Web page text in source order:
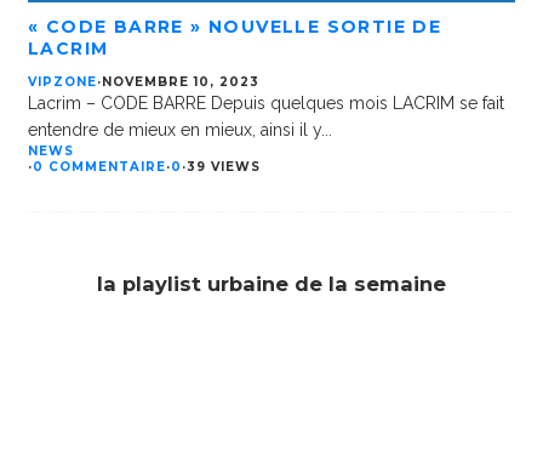
« CODE BARRE » NOUVELLE SORTIE DE
LACRIM
VIPZONE· NOVEMBRE 10, 2023
Lacrim – CODE BARRE Depuis quelques mois LACRIM se fait
entendre de mieux en mieux, ainsi il y...
NEWS
·0 COMMENTAIRE·0 ·39 VIEWS
la playlist urbaine de la semaine